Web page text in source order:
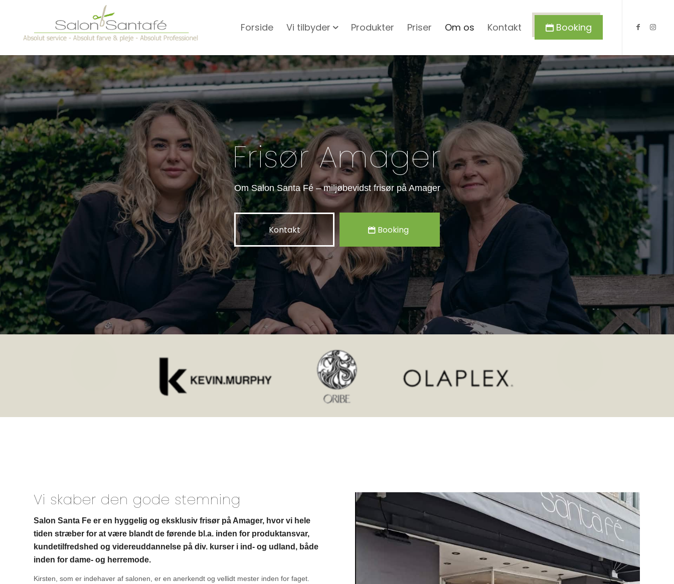
Forside Vi tilbyder Produkter Priser Om os Kontakt Booking
Frisør Amager
Om Salon Santa Fé – miljøbevidst frisør på Amager
Kontakt Booking
Vi skaber den gode stemning
Salon Santa Fe er en hyggelig og eksklusiv frisør på Amager, hvor vi hele
tiden stræber for at være blandt de førende bl.a. inden for produktansvar,
kundetilfredshed og videreuddannelse på div. kurser i ind- og udland, både
inden for dame- og herremode.
Kirsten, som er indehaver af salonen, er en anerkendt og vellidt mester inden for faget.